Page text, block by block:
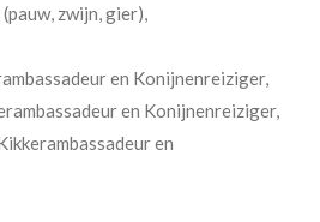
zwijn, gier),
en Konijnenreiziger,
en Konijnenreiziger,
en